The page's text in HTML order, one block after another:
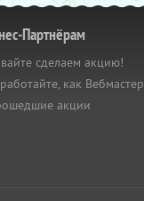
Партнёрам
сделаем акцию!
как Вебмастер
акции